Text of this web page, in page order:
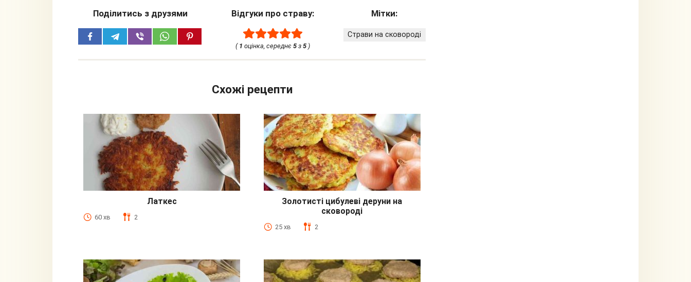
Поділитись з друзями Відгуки про страву:
( 1 оцінка, середнє5 з5 )
Мітки:
Страви на сковороді
Схожі рецепти
Латкес
60 хв 2
Золотисті цибулеві деруни на
сковороді
25 хв 2